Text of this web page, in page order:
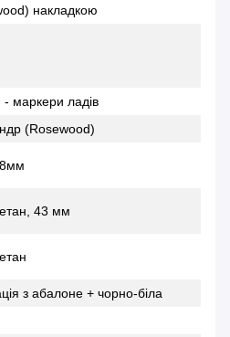
накладкою
- маркери ладів
(Rosewood)
43 мм
з абалоне + чорно-біла